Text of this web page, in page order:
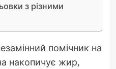
з різними
помічник на
накопичує жир,